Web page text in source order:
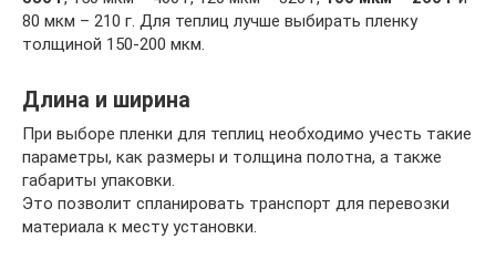
80 мкм – 210 г. Для теплиц лучше выбирать пленку
толщиной 150-200 мкм.
Длина и ширина
При выборе пленки для теплиц необходимо учесть такие
параметры, как размеры и толщина полотна, а также
габариты упаковки.
Это позволит спланировать транспорт для перевозки
материала к месту установки.